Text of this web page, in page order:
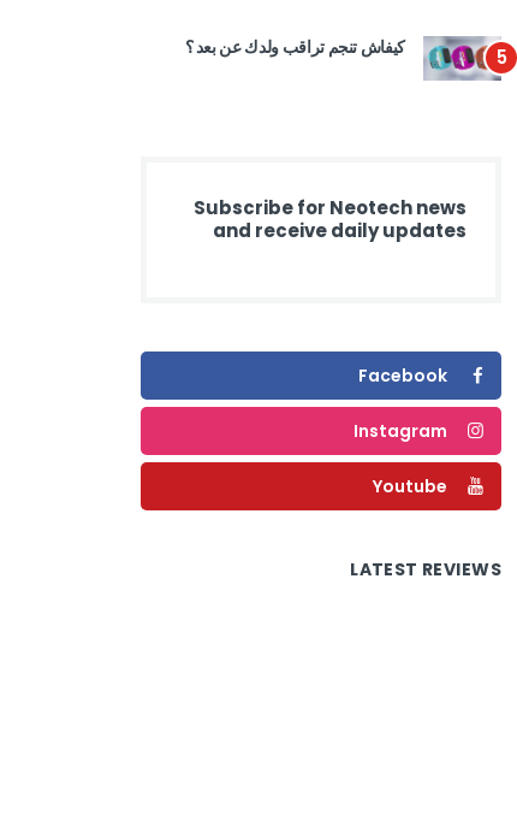
5 كيفاش تنجم تراقب ولدك عن بعد ؟
Subscribe for Neotech news
and receive daily updates
Facebook
Instagram
Youtube
LATEST REVIEWS